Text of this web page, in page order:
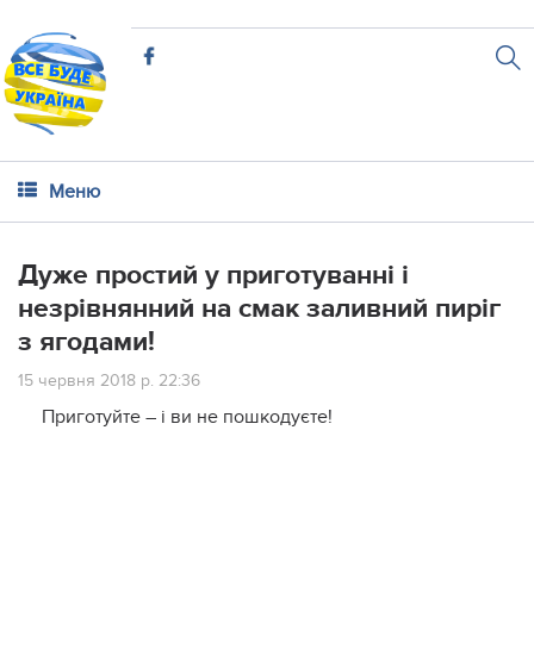
Меню
Дуже простий у приготуванні і
незрівнянний на смак заливний пиріг
з ягодами!
15 червня 2018 р. 22:36
Приготуйте – і ви не пошкодуєте!